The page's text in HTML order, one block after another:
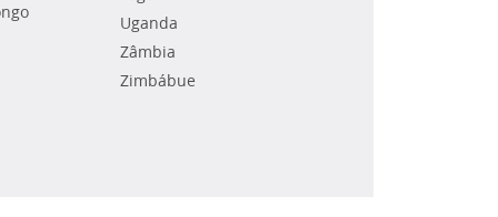
Uganda
Zâmbia
Zimbábue